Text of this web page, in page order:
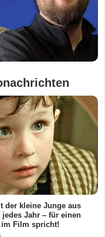
der kleine Junge aus
Jahr ‒ für einen
im Film spricht!